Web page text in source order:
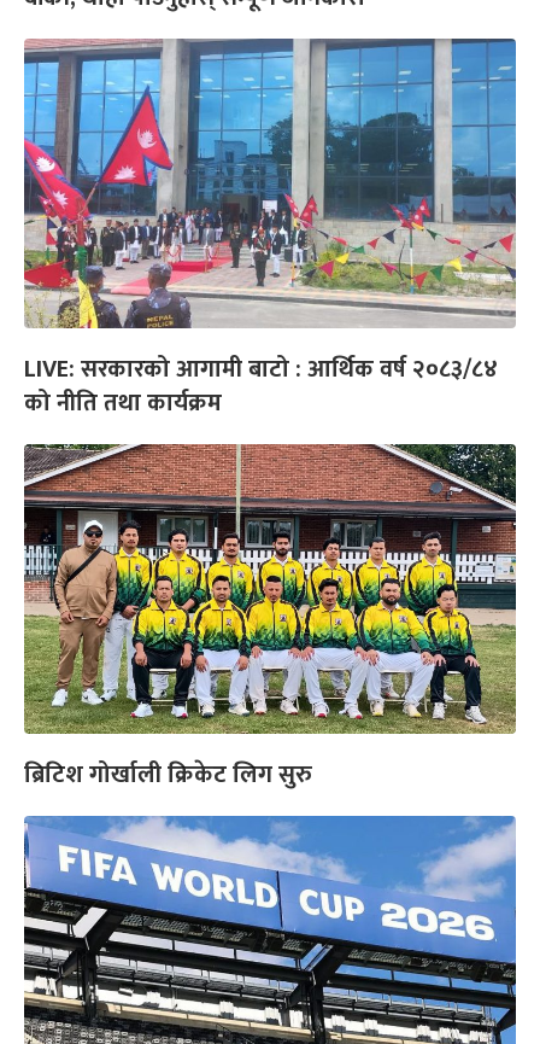
LIVE: सरकारको आगामी बाटो : आर्थिक वर्ष २०८३/८४
को नीति तथा कार्यक्रम
ब्रिटिश गोर्खाली क्रिकेट लिग सुरु